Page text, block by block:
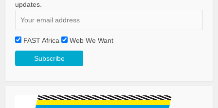
updates.
FAST Africa Web We Want